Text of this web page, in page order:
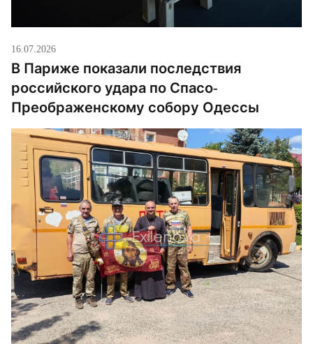
16.07.2026
В Париже показали последствия
российского удара по Спасо-
Преображенскому собору Одессы